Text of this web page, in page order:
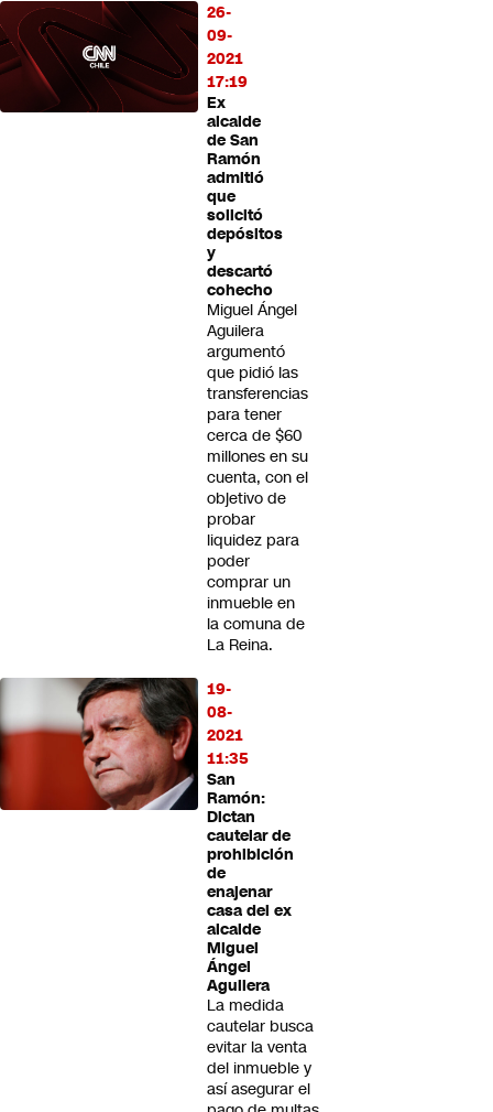
26-
09-
2021
17:19
Ex
alcalde
de San
Ramón
admitió
que
solicitó
depósitos
y
descartó
cohecho
Miguel Ángel
Aguilera
argumentó
que pidió las
transferencias
para tener
cerca de $60
millones en su
cuenta, con el
objetivo de
probar
liquidez para
poder
comprar un
inmueble en
la comuna de
La Reina.
19-
08-
2021
11:35
San
Ramón:
Dictan
cautelar de
prohibición
de
enajenar
casa del ex
alcalde
Miguel
Ángel
Aguilera
La medida
cautelar busca
evitar la venta
del inmueble y
así asegurar el